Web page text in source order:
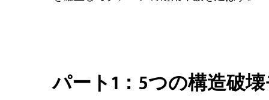
パート1：5つの構造破